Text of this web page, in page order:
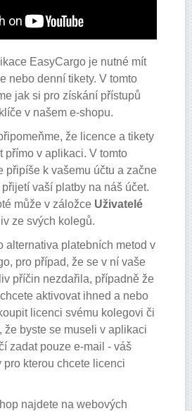
EasyCargo je nutné mít
nebo denní tikety. V tomto
jak si pro získání přístupů
v našem e-shopu.
že licence a tikety
přímo v aplikaci. V tomto
připíše k vašemu účtu a začne
vaší platby na náš účet.
může v záložce Uživatelé
ze svých kolegů.
alternativa platebních metod v
pro případ, že se v ní vaše
příčin nezdařila, případně že
aktivovat ihned a nebo
licenci svému kolegovi či
že byste se museli v aplikaci
zadat pouze e-mail - váš
pro kterou chcete licenci
najdete na webových